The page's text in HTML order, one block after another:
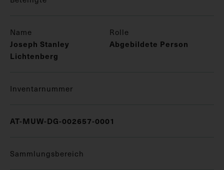
Name Rolle
Joseph Stanley
Lichtenberg
Abgebildete Person
Inventarnummer
AT-MUW-DG-002657-0001
Sammlungsbereich